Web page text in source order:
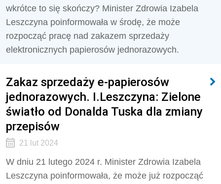
wkrótce to się skończy? Minister Zdrowia Izabela
Leszczyna poinformowała w środę, że może
rozpocząć pracę nad zakazem sprzedaży
elektronicznych papierosów jednorazowych.
Zakaz sprzedaży e-papierosów
jednorazowych. I.Leszczyna: Zielone
światło od Donalda Tuska dla zmiany
przepisów
21 lut 2024
W dniu 21 lutego 2024 r. Minister Zdrowia Izabela
Leszczyna poinformowała, że może już rozpocząć